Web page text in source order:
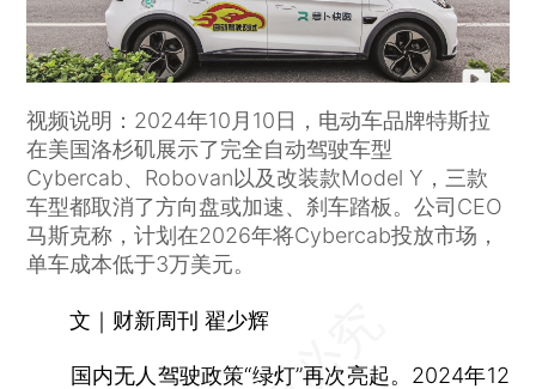
视频说明：2024年10月10日，电动车品牌特斯拉
在美国洛杉矶展示了完全自动驾驶车型
Cybercab、Robovan以及改装款Model Y，三款
车型都取消了方向盘或加速、刹车踏板。公司CEO
马斯克称，计划在2026年将Cybercab投放市场，
单车成本低于3万美元。
文｜财新周刊 翟少辉
国内无人驾驶政策“绿灯”再次亮起。2024年12